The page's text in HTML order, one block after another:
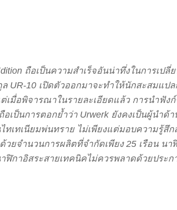
ถือเป็นความสำเร็จอันน่าทึ่งในการเ
UR-10 เปิดตัวออกมาจะทำให้นักสะสมแป
อพิจารณาในรายละเอียดแล้ว การนำฟัง
เป็นการตอกย้ำว่า Urwerk ยังคงเป็นผู้นำด้
ทเทเนียมพ่นทราย ไม่เพียงแต่มอบความรู้
วยจำนวนการผลิตที่จำกัดเพียง 25 เรือน นา
กาอิสระสายเทคนิคไม่ควรพลาดด้วยประก